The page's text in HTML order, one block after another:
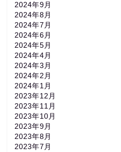
2024年9月
2024年8月
2024年7月
2024年6月
2024年5月
2024年4月
2024年3月
2024年2月
2024年1月
2023年12月
2023年11月
2023年10月
2023年9月
2023年8月
2023年7月